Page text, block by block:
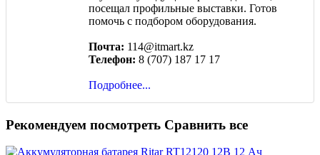
посещал профильные выставки. Готов
помочь с подбором оборудования.
Почта: 114@itmart.kz
Телефон: 8 (707) 187 17 17
Подробнее...
Рекомендуем посмотреть Сравнить все